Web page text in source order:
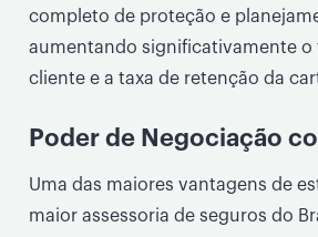
completo de proteção e
aumentando significativamente
cliente e a taxa de retenção da
Poder de Negociação
Uma das maiores vantagens de
maior assessoria de seguros do